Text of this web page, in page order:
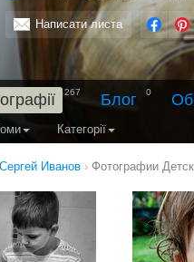
Написати листа
267 Блог 0
Категорії
Сергей Иванов › Фотографии